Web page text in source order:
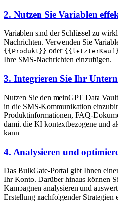
2. Nutzen Sie Variablen
Variablen sind der Schlüssel zu
Nachrichten. Verwenden Sie
{{Produkt}} oder
Ihre SMS-Nachrichten einzufügen.
3. Integrieren Sie Ihr
Nutzen Sie den meinGPT Data
in die SMS-Kommunikation
Produktinformationen, FAQ-
damit die KI kontextbezogene und
kann.
4. Analysieren und
Das BulkGate-Portal gibt Ihnen
Ihr Konto. Darüber hinaus können
Kampagnen analysieren und
Erstellung nachfolgender Strategien